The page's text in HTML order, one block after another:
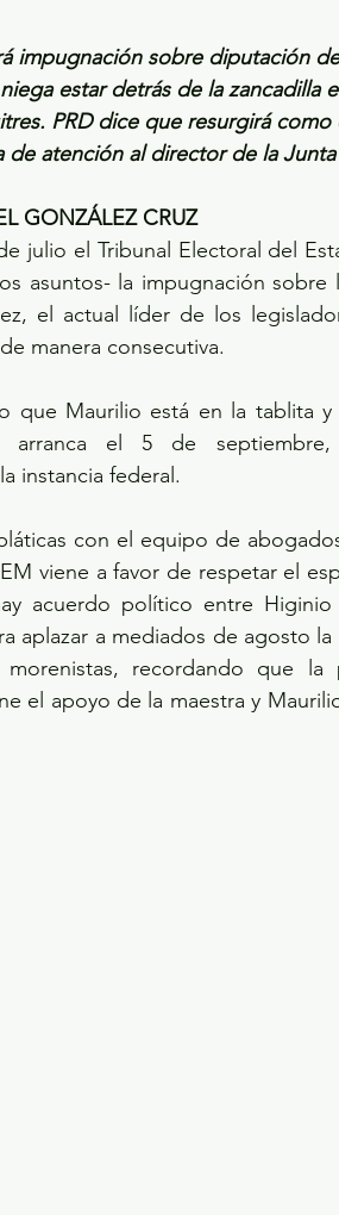
impugnación sobre diputación
estar detrás de la zancadilla
PRD dice que resurgirá como
de atención al director de la
GONZÁLEZ CRUZ
julio el Tribunal Electoral del
asuntos- la impugnación
el actual líder de los
manera consecutiva.
que Maurilio está en la tablita y
arranca el 5 de
instancia federal.
con el equipo de
viene a favor de respetar el
acuerdo político entre
aplazar a mediados de agosto
recordando que la
el apoyo de la maestra y